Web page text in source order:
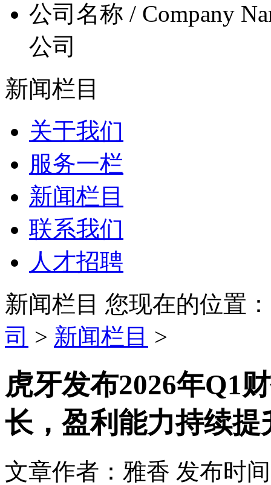
公司名称 / Company
公司
新闻栏目
关于我们
服务一栏
新闻栏目
联系我们
人才招聘
新闻栏目 您现在的位置：
司 > 新闻栏目 >
虎牙发布2026年Q1
长，盈利能力持续提
文章作者：雅香 发布时